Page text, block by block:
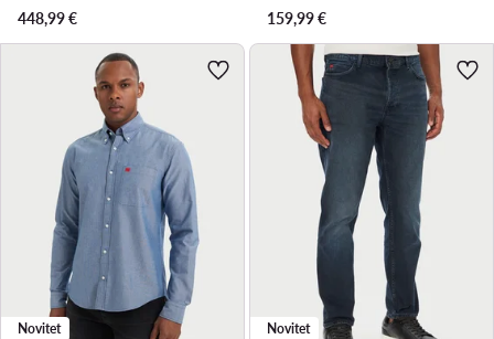
448,99€
159,99€
Novitet Novitet